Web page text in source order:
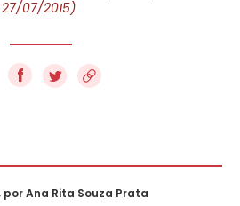
27/07/2015)
f
Ana Rita Souza Prata